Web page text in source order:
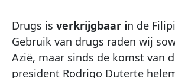
Drugs is verkrijgbaar in de
Gebruik van drugs raden wij
Azië, maar sinds de komst van
president Rodrigo Duterte